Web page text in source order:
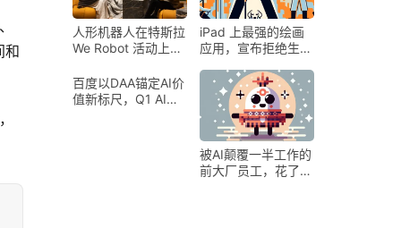
和
人形机器人在特斯拉
We Robot 活动上为
iPad 上最强的绘画
应用，宣布拒绝生成
百度以DAA锚定AI价
值新标尺，Q1 AI营
被AI颠覆一半工作的
前大厂员工，花了8